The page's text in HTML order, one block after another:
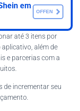
em
OFFEN
até 3 itens por
além de
e parcerias com a
de incrementar seu